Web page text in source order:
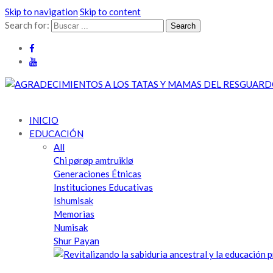
Skip to navigationSkip to content
Search for:
INICIO
EDUCACIÓN
All
Chi pørøp amtruiklø
Generaciones Étnicas
Instituciones Educativas
Ishumisak
Memorias
Numisak
Shur Payan